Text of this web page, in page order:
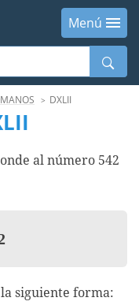
Menú
DXLII
al número 542
siguiente forma: